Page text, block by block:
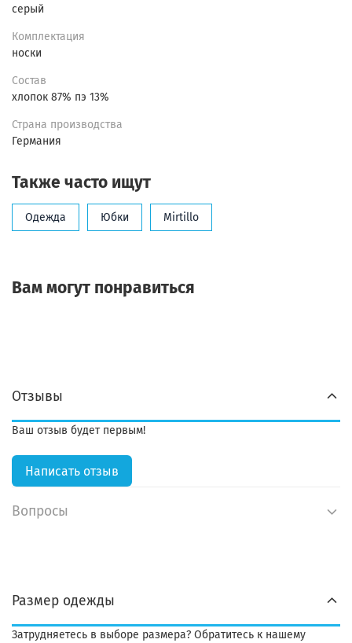
серый
Комплектация
носки
Состав
хлопок 87% пэ 13%
Страна производства
Германия
Также часто ищут
Одежда Юбки Mirtillo
Вам могут понравиться
Отзывы
Ваш отзыв будет первым!
Написать отзыв
Вопросы
Размер одежды
Затрудняетесь в выборе размера? Обратитесь к нашему